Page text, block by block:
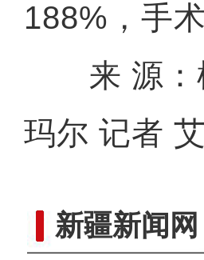
188%，手
来 源：
玛尔 记者
新疆新闻网